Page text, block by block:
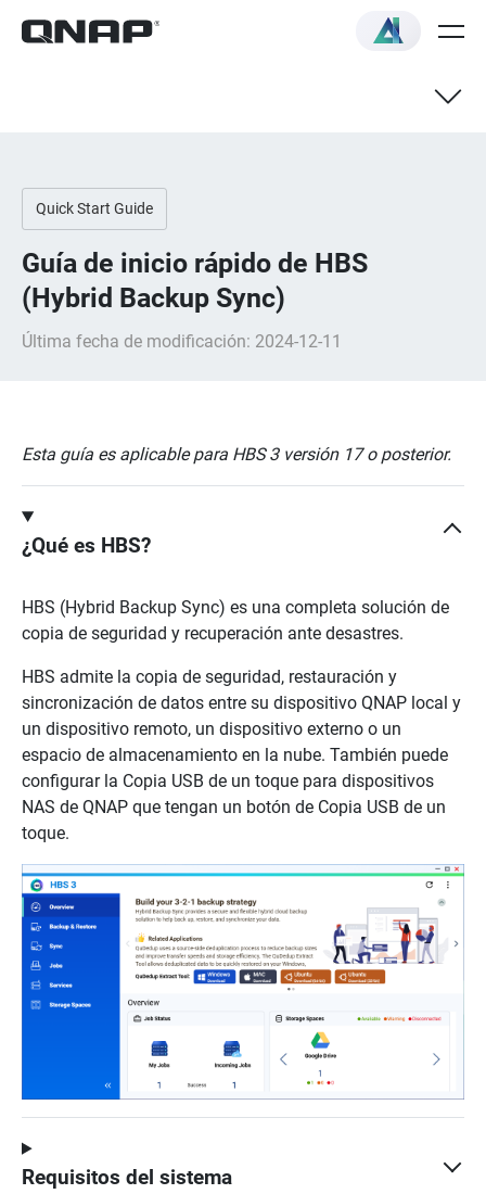
Guía de inicio rápido
Quick Start Guide
Guía de inicio rápido de HBS
(Hybrid Backup Sync)
Última fecha de modificación: 2024-12-11
Esta guía es aplicable para HBS 3 versión 17 o posterior.
¿Qué es HBS?
HBS (Hybrid Backup Sync) es una completa solución de
copia de seguridad y recuperación ante desastres.
HBS admite la copia de seguridad, restauración y
sincronización de datos entre su dispositivo QNAP local y
un dispositivo remoto, un dispositivo externo o un
espacio de almacenamiento en la nube. También puede
configurar la Copia USB de un toque para dispositivos
NAS de QNAP que tengan un botón de Copia USB de un
toque.
Requisitos del sistema